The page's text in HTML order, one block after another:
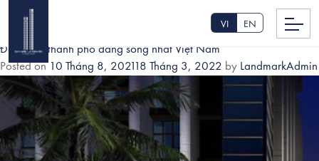
VI EN
DANH MỤC: TIN TỨC
Đà Nẵng thành phố đáng sống nhất Việt Nam
Posted on 10 Tháng 8, 2021 18 Tháng 3, 2022 by LandmarkAdmin